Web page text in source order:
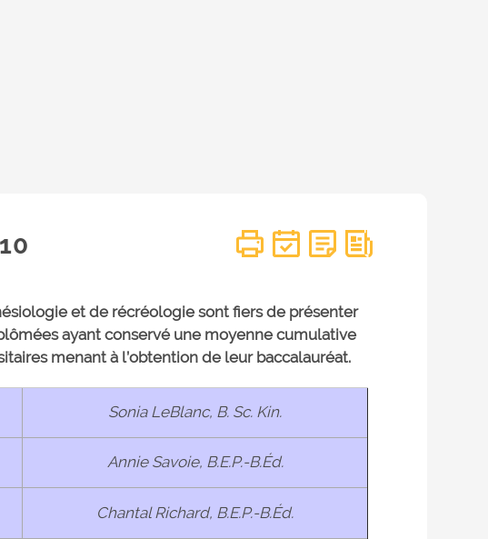
et de récréologie sont fiers de présenter
ayant conservé une moyenne cumulative
menant à l’obtention de leur baccalauréat.
Sonia LeBlanc, B. Sc. Kin.
Annie Savoie, B.E.P.-B.Éd.
Chantal Richard, B.E.P.-B.Éd.